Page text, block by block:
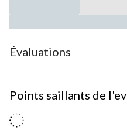
Évaluations
Points saillants de